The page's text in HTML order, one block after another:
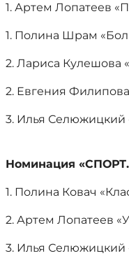
1. Артем Лопатеев
1. Полина Шрам
2. Лариса Кулешова
2. Евгения
3. Илья Селюжицкий
Номинация
1. Полина Ковач
2. Артем Лопатеев
3. Илья Селюжицкий